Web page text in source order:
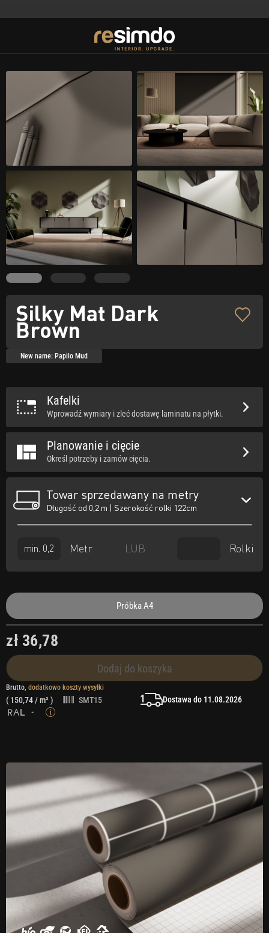
Silky Mat Dark
Brown
New name: Papilo Mud
Kafelki
Wprowadź wymiary i zleć dostawę laminatu na płytki.
Planowanie i cięcie
Określ potrzeby i zamów cięcia.
Towar sprzedawany na metry
Długość od 0,2 m | Szerokość rolki 122cm
Metr LUB Rolki
Próbka A4
zł 36,78
Dodaj do koszyka
Brutto, dodatkowo koszty wysyłki
( 150,74/ m² )
SMT15
-
Dostawa do 11.08.2026